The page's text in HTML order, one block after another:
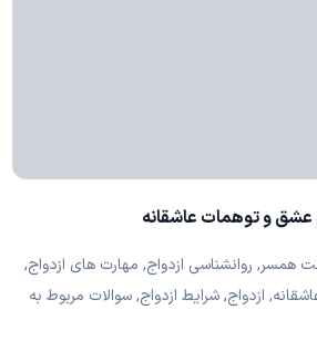
و توهمات عاشقانه
روانشناسی ازدواج, مهارت های ازدواج,
ازدواج, شرایط ازدواج, سوالات مربوط به